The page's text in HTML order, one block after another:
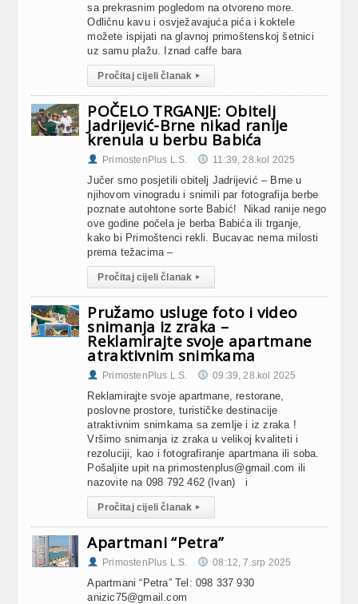
sa prekrasnim pogledom na otvoreno more.
Odličnu kavu i osvježavajuća pića i koktele
možete ispijati na glavnoj primoštenskoj šetnici
uz samu plažu. Iznad caffe bara
Pročitaj cijeli članak ▸
POČELO TRGANJE: Obitelj
Jadrijević-Brne nikad ranije
krenula u berbu Babića
PrimostenPlus L.S. 11:39, 28.kol 2025
Jučer smo posjetili obitelj Jadrijević – Brne u
njihovom vinogradu i snimili par fotografija berbe
poznate autohtone sorte Babić! Nikad ranije nego
ove godine počela je berba Babića ili trganje,
kako bi Primoštenci rekli. Bucavac nema milosti
prema težacima –
Pročitaj cijeli članak ▸
Pružamo usluge foto i video
snimanja iz zraka –
Reklamirajte svoje apartmane
atraktivnim snimkama
PrimostenPlus L.S. 09:39, 28.kol 2025
Reklamirajte svoje apartmane, restorane,
poslovne prostore, turističke destinacije
atraktivnim snimkama sa zemlje i iz zraka !
Vršimo snimanja iz zraka u velikoj kvaliteti i
rezoluciji, kao i fotografiranje apartmana ili soba.
Pošaljite upit na primostenplus@gmail.com ili
nazovite na 098 792 462 (Ivan) i
Pročitaj cijeli članak ▸
Apartmani “Petra”
PrimostenPlus L.S. 08:12, 7.srp 2025
Apartmani “Petra” Tel: 098 337 930
anizic75@gmail.com